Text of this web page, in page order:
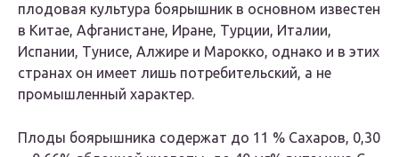
плодовая культура боярышник в основном известен
в Китае, Афганистане, Иране, Турции, Италии,
Испании, Тунисе, Алжире и Марокко, однако и в этих
странах он имеет лишь потребительский, а не
промышленный характер.
Плоды боярышника содержат до 11 % Сахаров, 0,30